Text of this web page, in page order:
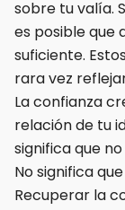
sobre tu valía.
es posible que
suficiente.
rara vez
La confianza
relación de tu
significa que
No significa
Recuperar la